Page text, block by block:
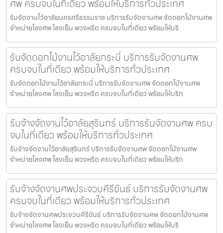
ศพ ครบจบในที่เดียว พร้อมให้บริการทั่วประเทศ
รับจัดงานไว้อาลัยนครศรีธรรมราช บริการรับจัดงานศพ จัดดอกไม้งานศพ
จำหน่ายโลงศพ โลงเย็น พวงหรีด ครบจบในที่เดียว พร้อมให้บริ
รับจัดดอกไม้งานไว้อาลัยกระบี่ บริการรับจัดงานศพ
ครบจบในที่เดียว พร้อมให้บริการทั่วประเทศ
รับจัดดอกไม้งานไว้อาลัยกระบี่ บริการรับจัดงานศพ จัดดอกไม้งานศพ
จำหน่ายโลงศพ โลงเย็น พวงหรีด ครบจบในที่เดียว พร้อมให้บริก
รับจ้างจัดงานไว้อาลัยสุรินทร์ บริการรับจัดงานศพ ครบ
จบในที่เดียว พร้อมให้บริการทั่วประเทศ
รับจ้างจัดงานไว้อาลัยสุรินทร์ บริการรับจัดงานศพ จัดดอกไม้งานศพ
จำหน่ายโลงศพ โลงเย็น พวงหรีด ครบจบในที่เดียว พร้อมให้บริก
รับจ้างจัดงานศพประจวบคีรีขันธ์ บริการรับจัดงานศพ
ครบจบในที่เดียว พร้อมให้บริการทั่วประเทศ
รับจ้างจัดงานศพประจวบคีรีขันธ์ บริการรับจัดงานศพ จัดดอกไม้งานศพ
จำหน่ายโลงศพ โลงเย็น พวงหรีด ครบจบในที่เดียว พร้อมให้บริ